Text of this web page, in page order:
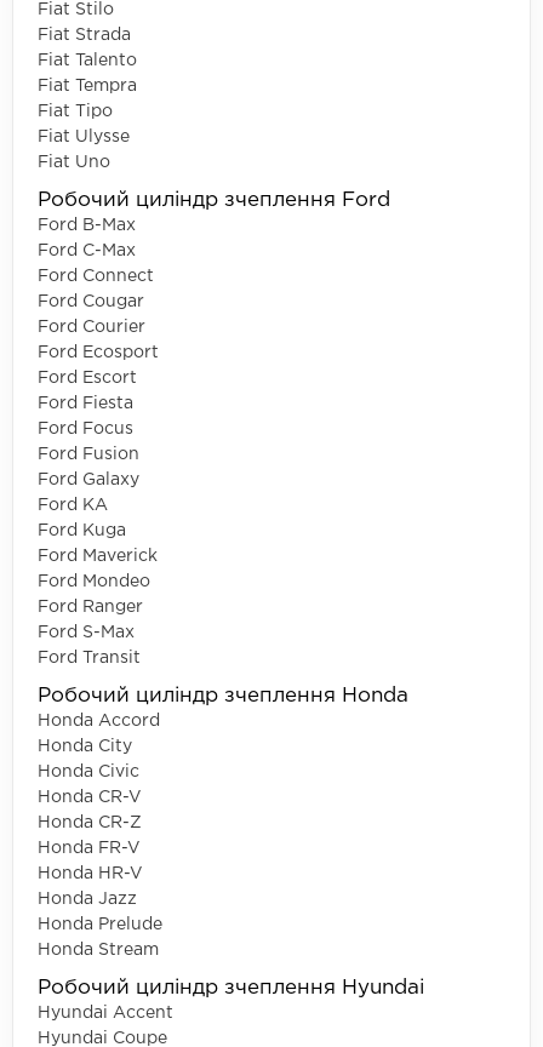
Fiat Stilo
Fiat Strada
Fiat Talento
Fiat Tempra
Fiat Tipo
Fiat Ulysse
Fiat Uno
Робочий циліндр зчеплення Ford
Ford B-Max
Ford C-Max
Ford Connect
Ford Cougar
Ford Courier
Ford Ecosport
Ford Escort
Ford Fiesta
Ford Focus
Ford Fusion
Ford Galaxy
Ford KA
Ford Kuga
Ford Maverick
Ford Mondeo
Ford Ranger
Ford S-Max
Ford Transit
Робочий циліндр зчеплення Honda
Honda Accord
Honda City
Honda Civic
Honda CR-V
Honda CR-Z
Honda FR-V
Honda HR-V
Honda Jazz
Honda Prelude
Honda Stream
Робочий циліндр зчеплення Hyundai
Hyundai Accent
Hyundai Coupe